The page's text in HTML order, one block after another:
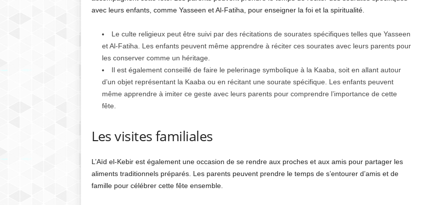
avec leurs enfants, comme Yasseen et Al-Fatiha, pour enseigner la foi et la spiritualité.
Le culte religieux peut être suivi par des récitations de sourates spécifiques telles que Yasseen
et Al-Fatiha. Les enfants peuvent même apprendre à réciter ces sourates avec leurs parents pour
les conserver comme un héritage.
Il est également conseillé de faire le pelerinage symbolique à la Kaaba, soit en allant autour
d’un objet représentant la Kaaba ou en récitant une sourate spécifique. Les enfants peuvent
même apprendre à imiter ce geste avec leurs parents pour comprendre l’importance de cette
fête.
Les visites familiales
L’Aïd el-Kebir est également une occasion de se rendre aux proches et aux amis pour partager les
aliments traditionnels préparés. Les parents peuvent prendre le temps de s’entourer d’amis et de
famille pour célébrer cette fête ensemble.